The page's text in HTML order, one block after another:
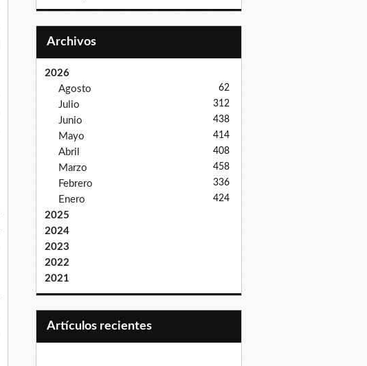
Archivos
2026
Agosto
62
Julio 312
Junio 438
Mayo 414
Abril 408
Marzo 458
Febrero 336
Enero 424
2025
2024
2023
2022
2021
Artículos recientes